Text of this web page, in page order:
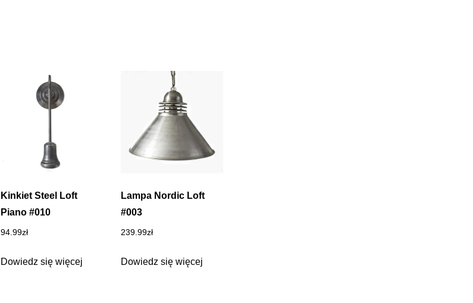
Kinkiet Steel Loft
Piano #010
94.99zł
Dowiedz się więcej
Lampa Nordic Loft
#003
239.99zł
Dowiedz się więcej